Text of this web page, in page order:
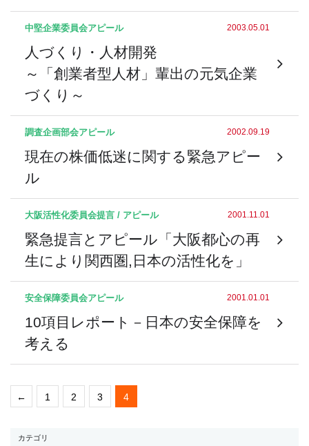
中堅企業委員会アピール 2003.05.01
人づくり・人材開発
～「創業者型人材」輩出の元気企業
づくり～
調査企画部会アピール 2002.09.19
現在の株価低迷に関する緊急アピー
ル
大阪活性化委員会提言 / アピール 2001.11.01
緊急提言とアピール「大阪都心の再
生により関西圏,日本の活性化を」
安全保障委員会アピール 2001.01.01
10項目レポート－日本の安全保障を
考える
← 1 2 3 4
カテゴリ